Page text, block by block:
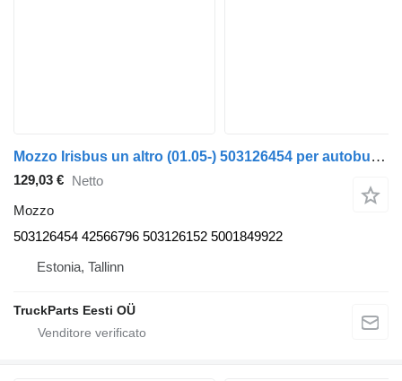
Mozzo Irisbus un altro (01.05-) 503126454 per autobus Irisbus Access, Evadys, Axer, Karosa, Recreo, Domino, Agora, Citelis, Eurorider (1999-)
129,03 € Netto
Mozzo
503126454 42566796 503126152 5001849922
Estonia, Tallinn
TruckParts Eesti OÜ